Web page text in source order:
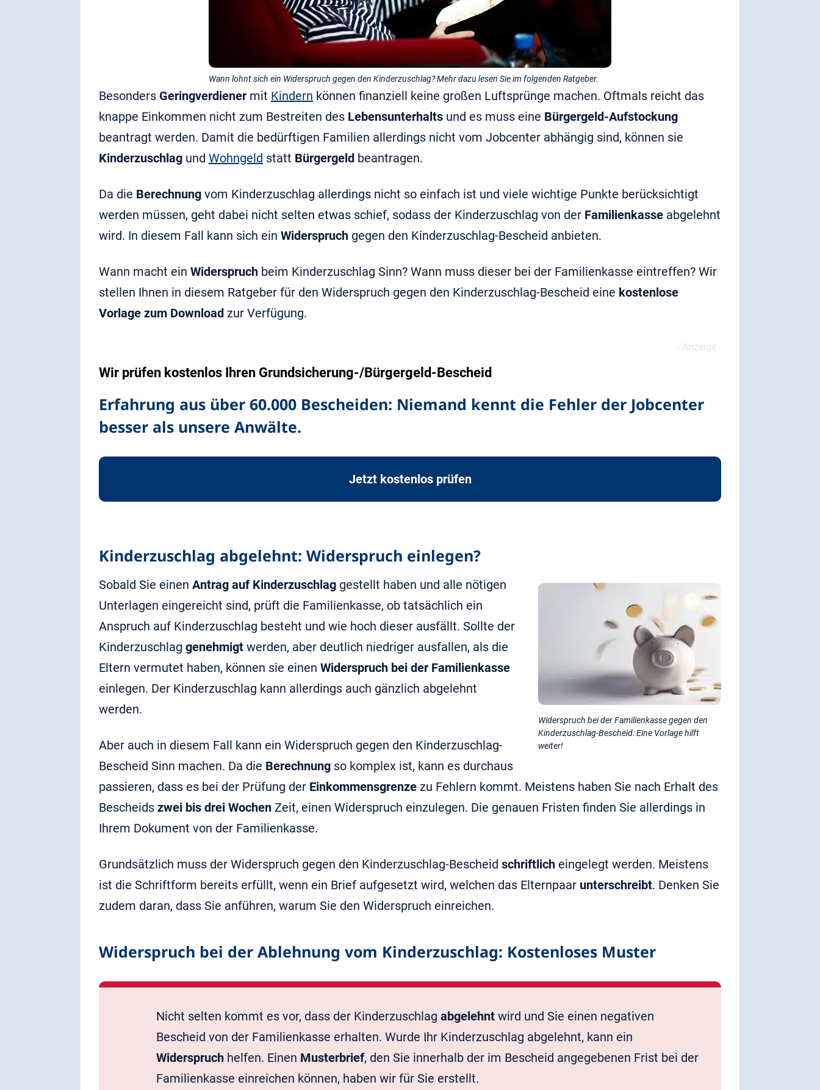
Wann lohnt sich ein Widerspruch gegen den Kinderzuschlag? Mehr dazu lesen Sie im folgenden Ratgeber.
Besonders Geringverdiener mit Kindern können finanziell keine großen Luftsprünge machen. Oftmals reicht das
knappe Einkommen nicht zum Bestreiten des Lebensunterhalts und es muss eine Bürgergeld-Aufstockung
beantragt werden. Damit die bedürftigen Familien allerdings nicht vom Jobcenter abhängig sind, können sie
Kinderzuschlag und Wohngeld statt Bürgergeld beantragen.
Da die Berechnung vom Kinderzuschlag allerdings nicht so einfach ist und viele wichtige Punkte berücksichtigt
werden müssen, geht dabei nicht selten etwas schief, sodass der Kinderzuschlag von der Familienkasse abgelehnt
wird. In diesem Fall kann sich ein Widerspruch gegen den Kinderzuschlag-Bescheid anbieten.
Wann macht ein Widerspruch beim Kinderzuschlag Sinn? Wann muss dieser bei der Familienkasse eintreffen? Wir
stellen Ihnen in diesem Ratgeber für den Widerspruch gegen den Kinderzuschlag-Bescheid eine kostenlose
Vorlage zum Download zur Verfügung.
Wir prüfen kostenlos Ihren Grundsicherung-/Bürgergeld-Bescheid
Erfahrung aus über 60.000 Bescheiden: Niemand kennt die Fehler der Jobcenter
besser als unsere Anwälte.
Jetzt kostenlos prüfen
Kinderzuschlag abgelehnt: Widerspruch einlegen?
Widerspruch bei der Familienkasse gegen den
Kinderzuschlag-Bescheid: Eine Vorlage hilft
weiter!
Sobald Sie einen Antrag auf Kinderzuschlag gestellt haben und alle nötigen
Unterlagen eingereicht sind, prüft die Familienkasse, ob tatsächlich ein
Anspruch auf Kinderzuschlag besteht und wie hoch dieser ausfällt. Sollte der
Kinderzuschlag genehmigt werden, aber deutlich niedriger ausfallen, als die
Eltern vermutet haben, können sie einen Widerspruch bei der Familienkasse
einlegen. Der Kinderzuschlag kann allerdings auch gänzlich abgelehnt
werden.
Aber auch in diesem Fall kann ein Widerspruch gegen den Kinderzuschlag-
Bescheid Sinn machen. Da die Berechnung so komplex ist, kann es durchaus
passieren, dass es bei der Prüfung der Einkommensgrenze zu Fehlern kommt. Meistens haben Sie nach Erhalt des
Bescheids zwei bis drei Wochen Zeit, einen Widerspruch einzulegen. Die genauen Fristen finden Sie allerdings in
Ihrem Dokument von der Familienkasse.
Grundsätzlich muss der Widerspruch gegen den Kinderzuschlag-Bescheid schriftlich eingelegt werden. Meistens
ist die Schriftform bereits erfüllt, wenn ein Brief aufgesetzt wird, welchen das Elternpaar unterschreibt. Denken Sie
zudem daran, dass Sie anführen, warum Sie den Widerspruch einreichen.
Widerspruch bei der Ablehnung vom Kinderzuschlag: Kostenloses Muster
Nicht selten kommt es vor, dass der Kinderzuschlag abgelehnt wird und Sie einen negativen
Bescheid von der Familienkasse erhalten. Wurde Ihr Kinderzuschlag abgelehnt, kann ein
Widerspruch helfen. Einen Musterbrief, den Sie innerhalb der im Bescheid angegebenen Frist bei der
Familienkasse einreichen können, haben wir für Sie erstellt.